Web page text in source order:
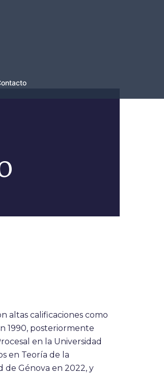
altas calificaciones como
1990, posteriormente
en la Universidad
en Teoría de la
de Génova en 2022, y